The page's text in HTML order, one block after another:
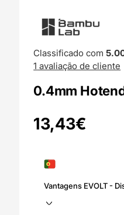
Classificado com
1 avaliação de cliente
0.4mm
13,43€
Vantagens EVOLT -